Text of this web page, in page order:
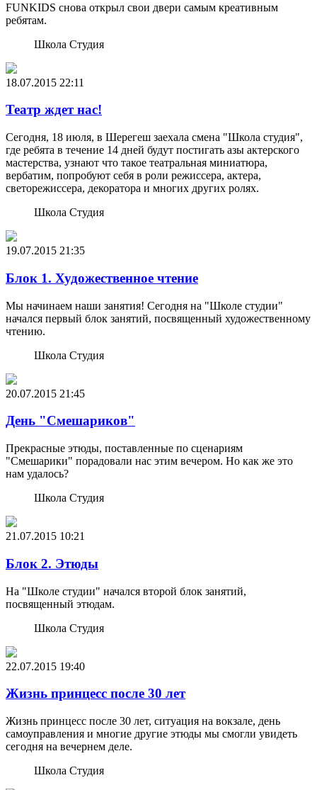
FUNKIDS снова открыл свои двери самым креативным
ребятам.
Школа Студия
18.07.2015 22:11
Театр ждет нас!
Сегодня, 18 июля, в Шерегеш заехала смена "Школа студия",
где ребята в течение 14 дней будут постигать азы актерского
мастерства, узнают что такое театральная миниатюра,
вербатим, попробуют себя в роли режиссера, актера,
светорежиссера, декоратора и многих других ролях.
Школа Студия
19.07.2015 21:35
Блок 1. Художественное чтение
Мы начинаем наши занятия! Сегодня на "Школе студии"
начался первый блок занятий, посвященный художественному
чтению.
Школа Студия
20.07.2015 21:45
День "Смешариков"
Прекрасные этюды, поставленные по сценариям
"Смешарики" порадовали нас этим вечером. Но как же это
нам удалось?
Школа Студия
21.07.2015 10:21
Блок 2. Этюды
На "Школе студии" начался второй блок занятий,
посвященный этюдам.
Школа Студия
22.07.2015 19:40
Жизнь принцесс после 30 лет
Жизнь принцесс после 30 лет, ситуация на вокзале, день
самоуправления и многие другие этюды мы смогли увидеть
сегодня на вечернем деле.
Школа Студия